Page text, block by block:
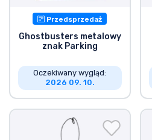
Przedsprzedaż
Ghostbusters metalowy
znak Parking
Oczekiwany wygląd:
2026 09. 10.